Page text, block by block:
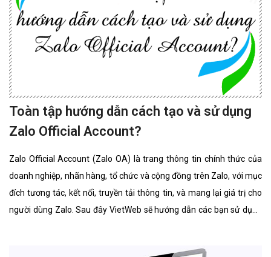
Toàn tập hướng dẫn cách tạo và sử dụng
Zalo Official Account?
Zalo Official Account (Zalo OA) là trang thông tin chính thức của
doanh nghiệp, nhãn hàng, tổ chức và cộng đồng trên Zalo, với mục
đích tương tác, kết nối, truyền tải thông tin, và mang lại giá trị cho
người dùng Zalo. Sau đây VietWeb sẽ hướng dẫn các bạn sử dụng